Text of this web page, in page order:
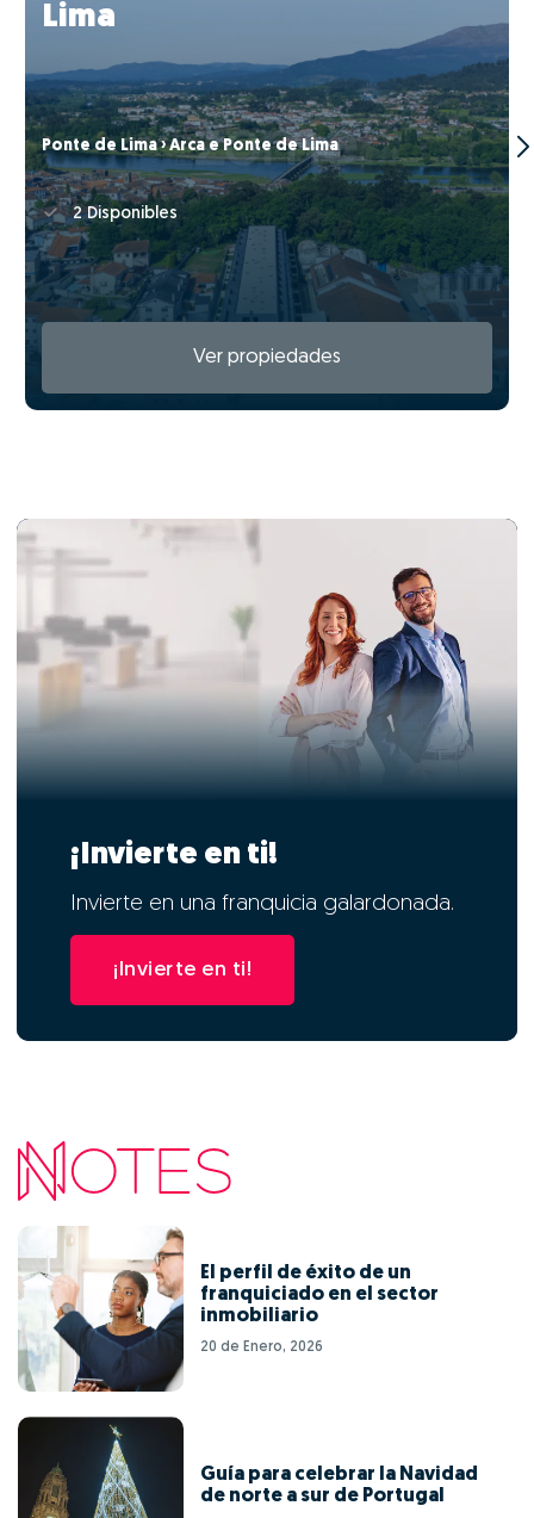
Lima
Ponte de Lima › Arca e Ponte de Lima
2 Disponibles
Ver propiedades
¡Invierte en ti!
Invierte en una franquicia galardonada.
¡Invierte en ti!
El perfil de éxito de un
franquiciado en el sector
inmobiliario
20 de Enero, 2026
Guía para celebrar la Navidad
de norte a sur de Portugal